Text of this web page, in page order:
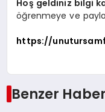
Hoş geldiniz bilgi
öğrenmeye ve
https://
Benzer